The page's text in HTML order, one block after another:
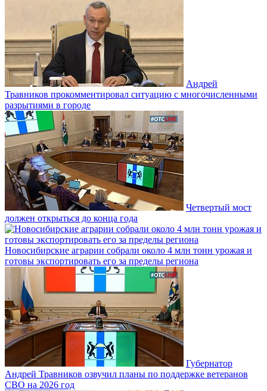
Андрей
Травников прокомментировал ситуацию с многочисленными
разрытиями в городе
Четвертый мост
должен открыться до конца года
Новосибирские аграрии собрали около 4 млн тонн урожая и
готовы экспортировать его за пределы региона
Губернатор
Андрей Травников озвучил планы по поддержке ветеранов
СВО на 2026 год